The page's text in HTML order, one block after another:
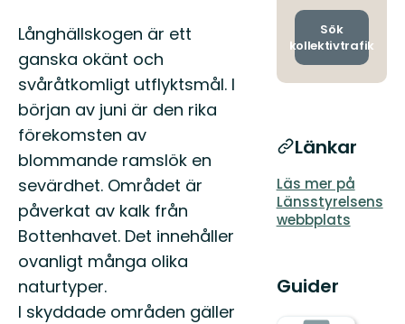
Beskrivning
Långhällskogen är ett
ganska okänt och
svåråtkomligt utflyktsmål. I
början av juni är den rika
förekomsten av
blommande ramslök en
sevärdhet. Området är
påverkat av kalk från
Bottenhavet. Det innehåller
ovanligt många olika
naturtyper.
I skyddade områden gäller
och
Sök
kollektivtrafik
Länkar
Läs mer på
Länsstyrelsens
webbplats
Guider